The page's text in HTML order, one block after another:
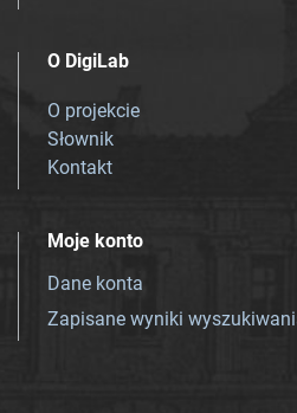
O DigiLab
O projekcie
Słownik
Kontakt
Moje konto
Dane konta
Zapisane wyniki